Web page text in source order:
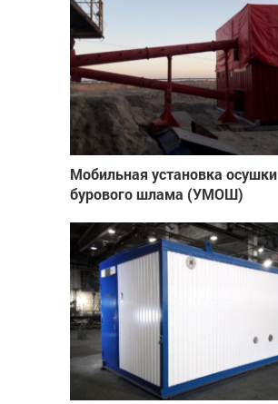
Мобильная установка осушки
бурового шлама (УМОШ)